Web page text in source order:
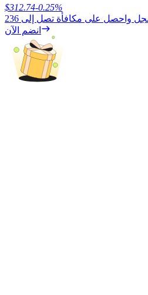
Exclusive for BitMart Users
Register & Trade to Win
$312.74-0.25%
واحصل على مكافأة تصل إلى
انضم الآن